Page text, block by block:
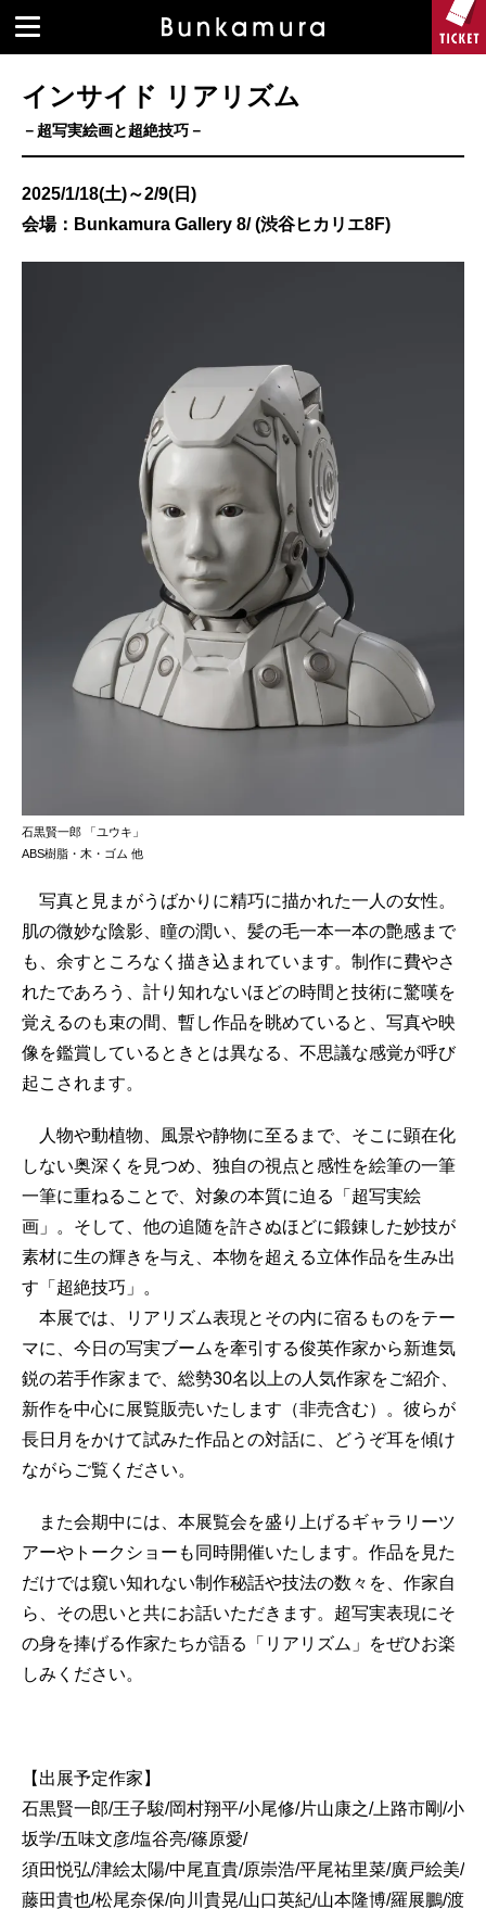
インサイド リアリズム
－超写実絵画と超絶技巧－
2025/1/18(土)～2/9(日)
会場：Bunkamura Gallery 8/ (渋谷ヒカリエ8F)
石黒賢一郎 「ユウキ」
ABS樹脂・木・ゴム 他
写真と見まがうばかりに精巧に描かれた一人の女性。
肌の微妙な陰影、瞳の潤い、髪の毛一本一本の艶感まで
も、余すところなく描き込まれています。制作に費やさ
れたであろう、計り知れないほどの時間と技術に驚嘆を
覚えるのも束の間、暫し作品を眺めていると、写真や映
像を鑑賞しているときとは異なる、不思議な感覚が呼び
起こされます。
人物や動植物、風景や静物に至るまで、そこに顕在化
しない奥深くを見つめ、独自の視点と感性を絵筆の一筆
一筆に重ねることで、対象の本質に迫る「超写実絵
画」。そして、他の追随を許さぬほどに鍛錬した妙技が
素材に生の輝きを与え、本物を超える立体作品を生み出
す「超絶技巧」。
本展では、リアリズム表現とその内に宿るものをテー
マに、今日の写実ブームを牽引する俊英作家から新進気
鋭の若手作家まで、総勢30名以上の人気作家をご紹介、
新作を中心に展覧販売いたします（非売含む）。彼らが
長日月をかけて試みた作品との対話に、どうぞ耳を傾け
ながらご覧ください。
また会期中には、本展覧会を盛り上げるギャラリーツ
アーやトークショーも同時開催いたします。作品を見た
だけでは窺い知れない制作秘話や技法の数々を、作家自
ら、その思いと共にお話いただきます。超写実表現にそ
の身を捧げる作家たちが語る「リアリズム」をぜひお楽
しみください。
【出展予定作家】
石黒賢一郎/王子駿/岡村翔平/小尾修/片山康之/上路市剛/小
坂学/五味文彦/塩谷亮/篠原愛/
須田悦弘/津絵太陽/中尾直貴/原崇浩/平尾祐里菜/廣戸絵美/
藤田貴也/松尾奈保/向川貴晃/山口英紀/山本隆博/羅展鵬/渡